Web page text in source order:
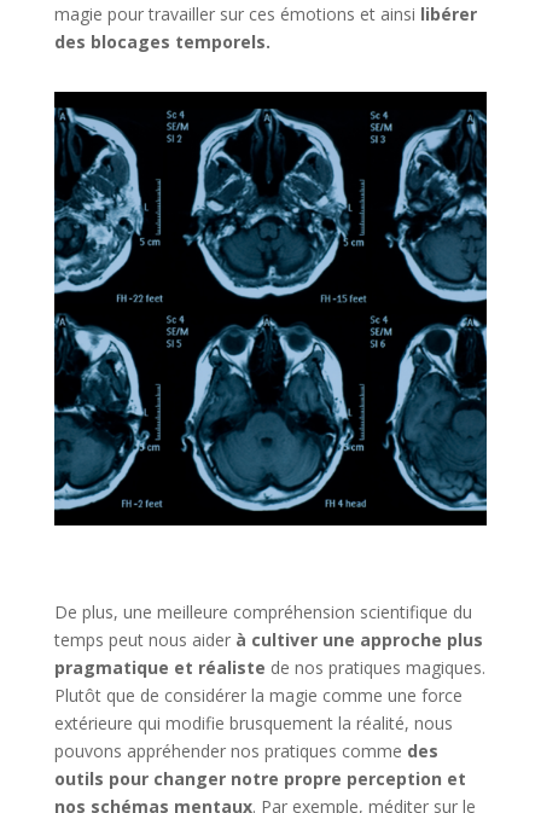
magie pour travailler sur ces émotions et ainsi libérer
des blocages temporels.
De plus, une meilleure compréhension scientifique du
temps peut nous aider à cultiver une approche plus
pragmatique et réaliste de nos pratiques magiques.
Plutôt que de considérer la magie comme une force
extérieure qui modifie brusquement la réalité, nous
pouvons appréhender nos pratiques comme des
outils pour changer notre propre perception et
nos schémas mentaux. Par exemple, méditer sur le